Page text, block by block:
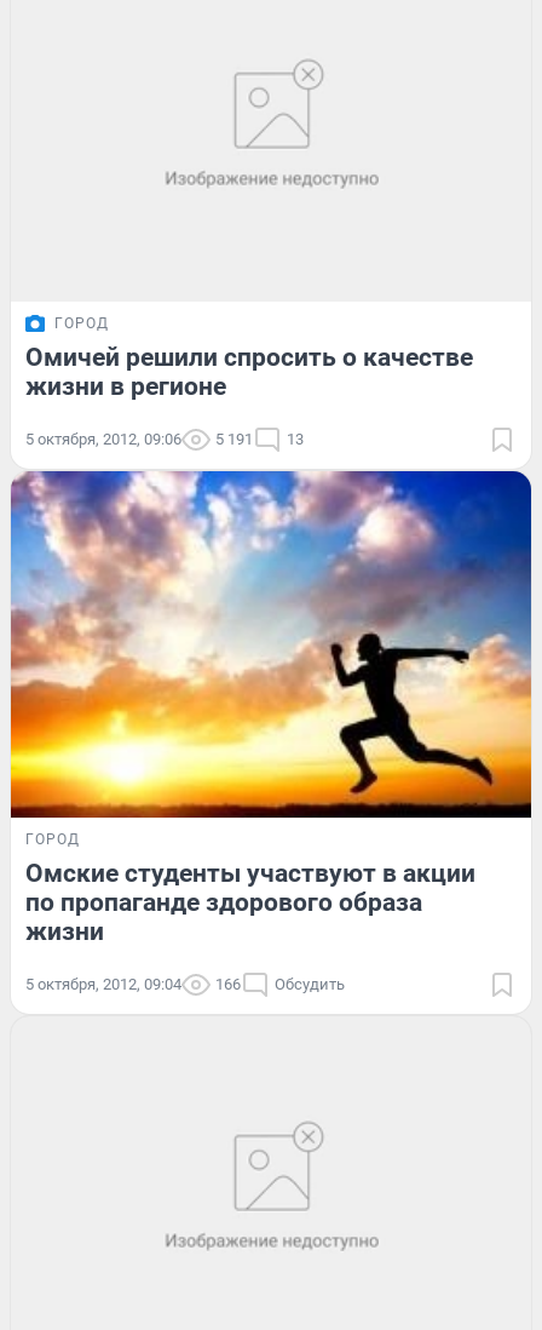
ГОРОД
Омичей решили спросить о качестве
жизни в регионе
5 октября, 2012, 09:06 5 191 13
ГОРОД
Омские студенты участвуют в акции
по пропаганде здорового образа
жизни
5 октября, 2012, 09:04 166 Обсудить